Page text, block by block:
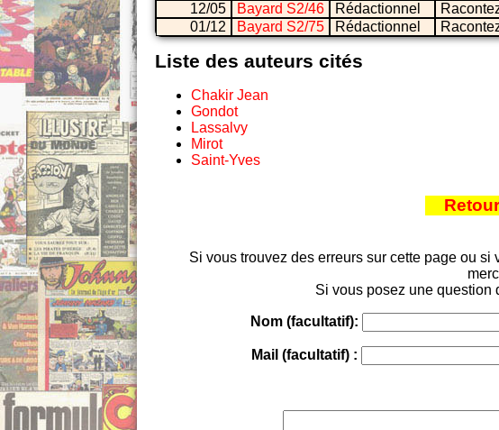
12/05
Bayard S2/46 Rédactionnel
01/12
Bayard S2/75 Rédactionnel
Liste des auteurs cités
Chakir Jean
Gondot
Lassalvy
Mirot
Saint-Yves
Si vous trouvez des erreurs sur cette page ou
Si vous posez une question
Nom (facultatif):
Mail (facultatif) :